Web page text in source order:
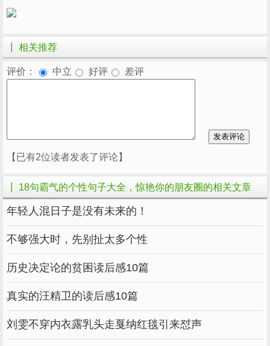
┃ 相关推荐
评价： 中立 好评 差评
【已有2位读者发表了评论】
┃ 18句霸气的个性句子大全，惊艳你的朋友圈的相关文章
年轻人混日子是没有未来的！
不够强大时，先别扯太多个性
历史决定论的贫困读后感10篇
真实的汪精卫的读后感10篇
刘雯不穿内衣露乳头走戛纳红毯引来怼声